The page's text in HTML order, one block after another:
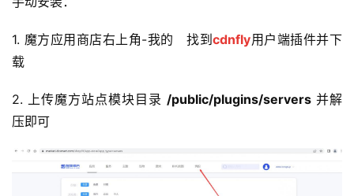
1. 魔方应用商店右上角-我的   找到cdnfly用户端插件并下
载
2. 上传魔方站点模块目录 /public/plugins/servers 并解
压即可